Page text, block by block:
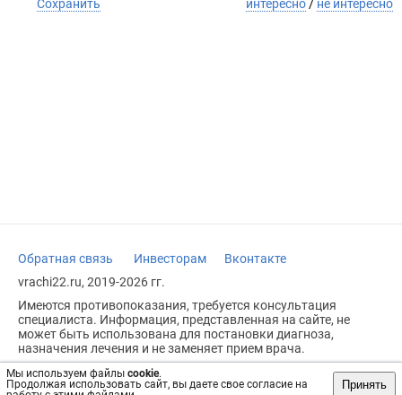
Мы используем файлы cookie.
Продолжая использовать сайт, вы даете свое согласие на
Принять
Сохранить интересно / не интересно
Обратная связь Инвесторам
Вконтакте
vrachi22.ru, 2019-2026 гг.
Имеются противопоказания, требуется консультация
специалиста. Информация, представленная на сайте, не
может быть использована для постановки диагноза,
назначения лечения и не заменяет прием врача.
Возрастное ограничение: 18+